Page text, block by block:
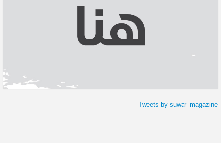
Tweets by suwar_magazine